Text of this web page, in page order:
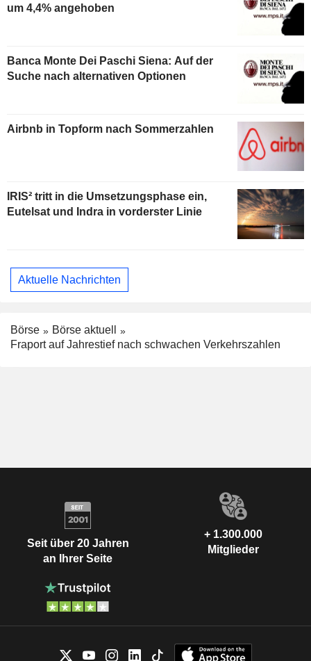
um 4,4% angehoben
Banca Monte Dei Paschi Siena: Auf der
Suche nach alternativen Optionen
Airbnb in Topform nach Sommerzahlen
IRIS² tritt in die Umsetzungsphase ein,
Eutelsat und Indra in vorderster Linie
Aktuelle Nachrichten
Börse
Börse aktuell
Fraport auf Jahrestief nach schwachen Verkehrszahlen
Seit über 20 Jahren
an Ihrer Seite
+ 1.300.000
Mitglieder